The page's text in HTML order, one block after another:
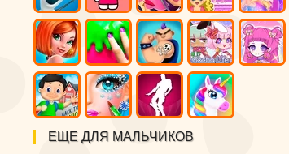
ЕЩЕ ДЛЯ МАЛЬЧИКОВ